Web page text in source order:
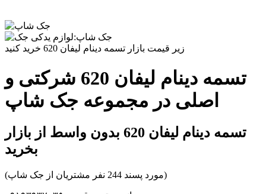
زیر قیمت بازار تسمه دینام لیفان 620 خرید کنید
تسمه دینام لیفان 620 شرکتی و
اصلی در مجموعه جک شاپ
تسمه دینام لیفان 620 بدون واسط از بازار
بخرید
(مورد پسند 244 نفر مشتریان از جک شاپ)